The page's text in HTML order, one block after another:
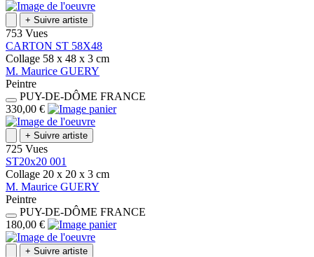
+ Suivre artiste
753 Vues
CARTON ST 58X48
Collage 58 x 48 x 3 cm
M. Maurice GUERY
Peintre
PUY-DE-DÔME FRANCE
330,00 €
+ Suivre artiste
725 Vues
ST20x20 001
Collage 20 x 20 x 3 cm
M. Maurice GUERY
Peintre
PUY-DE-DÔME FRANCE
180,00 €
+ Suivre artiste